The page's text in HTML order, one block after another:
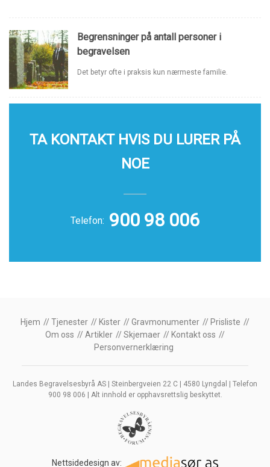
Begrensninger på antall personer i
begravelsen
Det betyr ofte i praksis kun nærmeste familie.
TA KONTAKT HVIS DU LURER PÅ
NOE
Telefon: 900 98 006
Hjem Tjenester Kister Gravmonumenter
Prisliste
Om oss
Artikler Skjemaer
Kontakt oss
Personvernerklæring
Landes Begravelsesbyrå AS | Steinbergveien 22 C | 4580 Lyngdal | Telefon
900 98 006 | Alt innhold er opphavsrettslig beskyttet.
Nettsidedesign av: